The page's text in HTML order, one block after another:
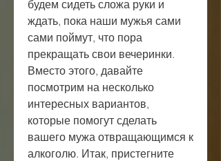
будем сидеть сложа руки и
ждать, пока наши мужья сами
сами поймут, что пора
прекращать свои вечеринки.
Вместо этого, давайте
посмотрим на несколько
интересных вариантов,
которые помогут сделать
вашего мужа отвращающимся к
алкоголю. Итак, пристегните